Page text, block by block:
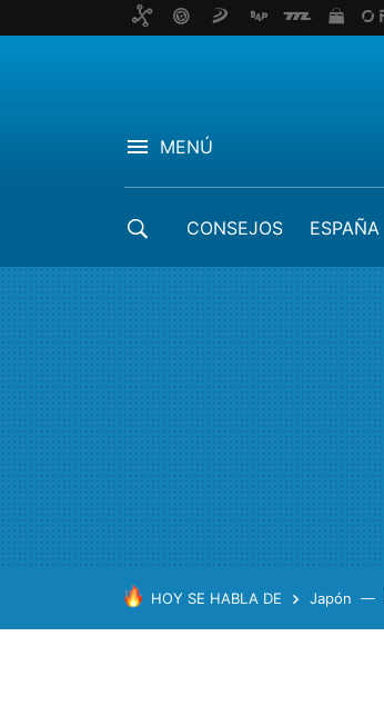
MENÚ
CONSEJOS ESPAÑA
HOY SE HABLA DE Japón